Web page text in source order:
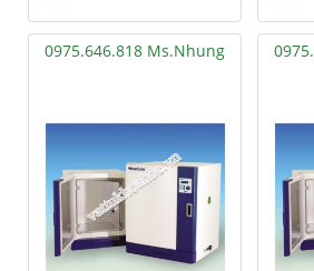
0975.646.818 Ms.Nhung